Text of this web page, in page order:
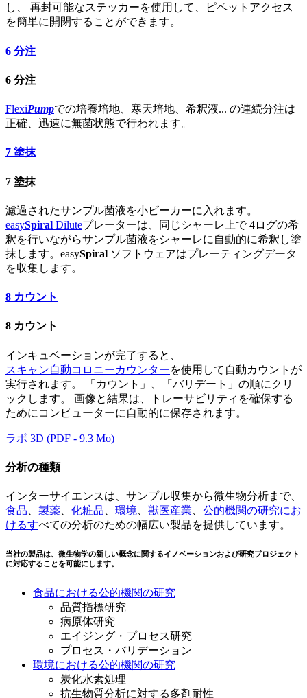
し、 再封可能なステッカーを使用して、ピペットアクセス
を簡単に開閉することができます。
6 分注
6 分注
FlexiPumpでの培養培地、寒天培地、希釈液... の連続分注は
正確、迅速に無菌状態で行われます。
7 塗抹
7 塗抹
濾過されたサンプル菌液を小ビーカーに入れます。
easySpiral Diluteプレーターは、同じシャーレ上で 4ログの希
釈を行いながらサンプル菌液をシャーレに自動的に希釈し塗
抹します。easySpiral ソフトウェアはプレーティングデータ
を収集します。
8 カウント
8 カウント
インキュベーションが完了すると、
スキャン自動コロニーカウンターを使用して自動カウントが
実行されます。 「カウント」、「バリデート」の順にクリ
ックします。 画像と結果は、トレーサビリティを確保する
ためにコンピューターに自動的に保存されます。
ラボ 3D (PDF - 9.3 Mo)
分析の種類
インターサイエンスは、サンプル収集から微生物分析まで、
食品
製薬 化粧品 環境 獣医産業
公的機関の研究にお
けるすべての分析のための幅広い製品を提供しています。
当社の製品は、微生物学の新しい概念に関するイノベーションおよび研究プロジェクト
に対応することを可能にします。
食品における公的機関の研究
品質指標研究
病原体研究
エイジング・プロセス研究
プロセス・バリデーション
環境における公的機関の研究
炭化水素処理
抗生物質分析に対する多剤耐性